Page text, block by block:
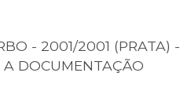
- 2001/2001 (PRATA) -
A DOCUMENTAÇÃO